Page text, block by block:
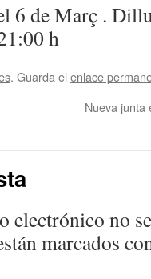
6 de Març .
h
. Guarda el enlace
Nueva junta
electrónico no
marcados